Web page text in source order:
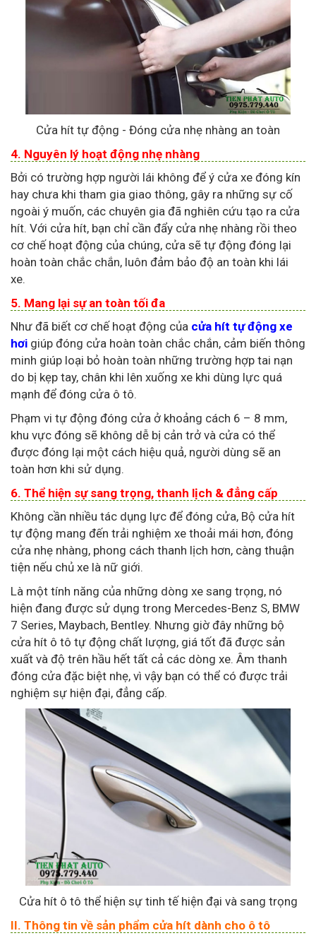
Cửa hít tự động - Đóng cửa nhẹ nhàng an toàn
4. Nguyên lý hoạt động nhẹ nhàng
Bởi có trường hợp người lái không để ý cửa xe đóng kín
hay chưa khi tham gia giao thông, gây ra những sự cố
ngoài ý muốn, các chuyên gia đã nghiên cứu tạo ra cửa
hít. Với cửa hít, bạn chỉ cần đẩy cửa nhẹ nhàng rồi theo
cơ chế hoạt động của chúng, cửa sẽ tự động đóng lại
hoàn toàn chắc chắn, luôn đảm bảo độ an toàn khi lái
xe.
5. Mang lại sự an toàn tối đa
Như đã biết cơ chế hoạt động của cửa hít tự động xe
hơi giúp đóng cửa hoàn toàn chắc chắn, cảm biến thông
minh giúp loại bỏ hoàn toàn những trường hợp tai nạn
do bị kẹp tay, chân khi lên xuống xe khi dùng lực quá
mạnh để đóng cửa ô tô.
Phạm vi tự động đóng cửa ở khoảng cách 6 – 8 mm,
khu vực đóng sẽ không dễ bị cản trở và cửa có thể
được đóng lại một cách hiệu quả, người dùng sẽ an
toàn hơn khi sử dụng.
6. Thể hiện sự sang trọng, thanh lịch & đẳng cấp
Không cần nhiều tác dụng lực để đóng cửa, Bộ cửa hít
tự động mang đến trải nghiệm xe thoải mái hơn, đóng
cửa nhẹ nhàng, phong cách thanh lịch hơn, càng thuận
tiện nếu chủ xe là nữ giới.
Là một tính năng của những dòng xe sang trọng, nó
hiện đang được sử dụng trong Mercedes-Benz S, BMW
7 Series, Maybach, Bentley. Nhưng giờ đây những bộ
cửa hít ô tô tự động chất lượng, giá tốt đã được sản
xuất và độ trên hầu hết tất cả các dòng xe. Âm thanh
đóng cửa đặc biệt nhẹ, vì vậy bạn có thể có được trải
nghiệm sự hiện đại, đẳng cấp.
Cửa hít ô tô thể hiện sự tinh tế hiện đại và sang trọng
II. Thông tin về sản phẩm cửa hít dành cho ô tô